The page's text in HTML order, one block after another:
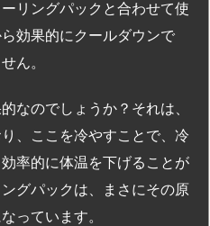
リングパックと合わせて使
効果的にクールダウンで
ん。
なのでしょうか？それは、
、ここを冷やすことで、冷
率的に体温を下げることが
グパックは、まさにその原
っています。